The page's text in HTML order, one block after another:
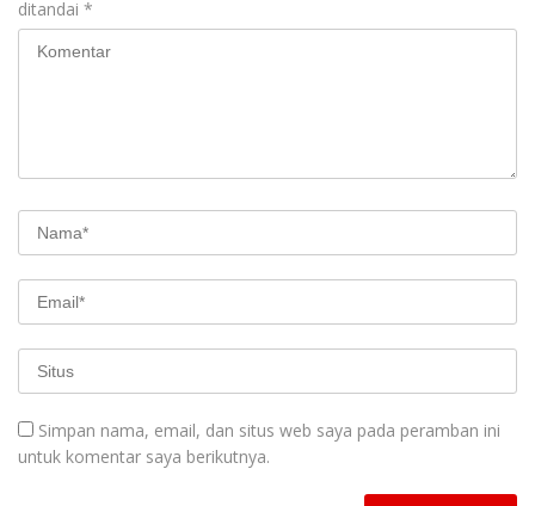
ditandai *
Simpan nama, email, dan situs web saya pada peramban ini
untuk komentar saya berikutnya.